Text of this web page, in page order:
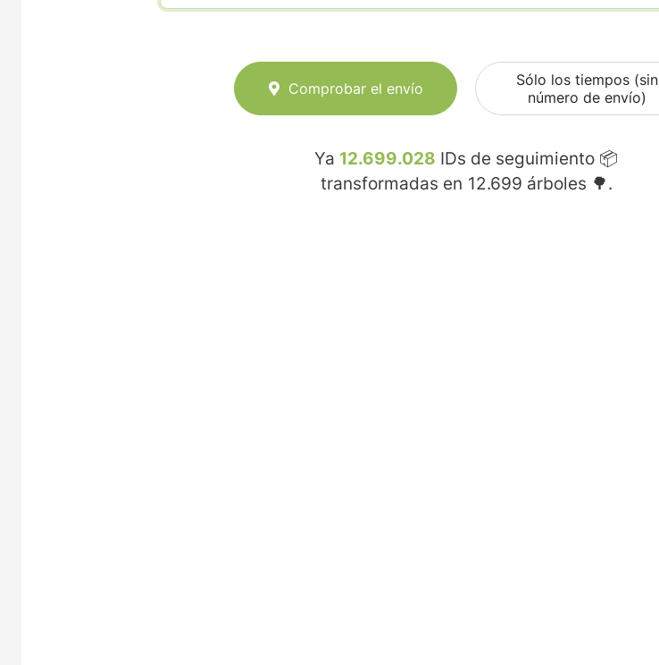
Comprobar el envío
Sólo los tiempos (sin
número de envío)
Ya 12.699.028 IDs de seguimiento 📦
transformadas en 12.699 árboles 🌳.